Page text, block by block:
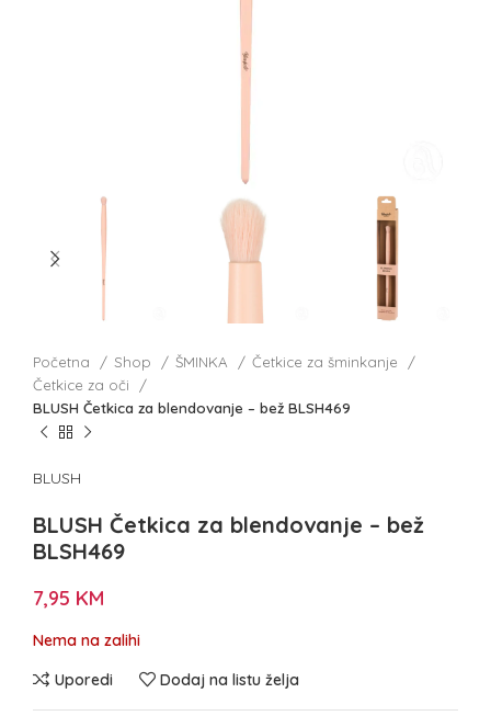
Početna Shop ŠMINKA
Četkice za šminkanje
Četkice za oči
BLUSH Četkica za blendovanje – bež BLSH469
BLUSH
BLUSH Četkica za blendovanje – bež
BLSH469
7,95 KM
Nema na zalihi
Uporedi
Dodaj na listu želja